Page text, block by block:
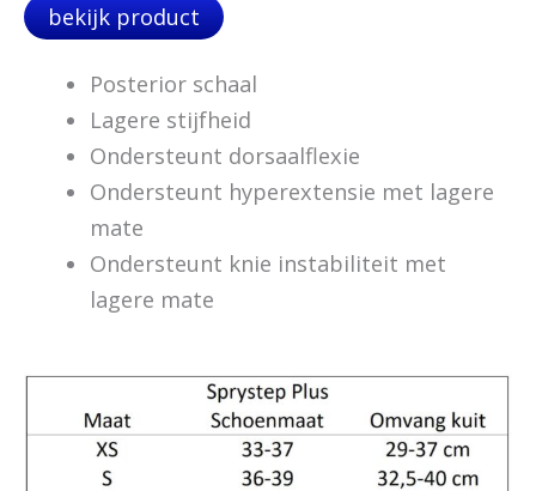
bekijk product
Posterior schaal
Lagere stijfheid
Ondersteunt dorsaalflexie
Ondersteunt hyperextensie met lagere
mate
Ondersteunt knie instabiliteit met
lagere mate